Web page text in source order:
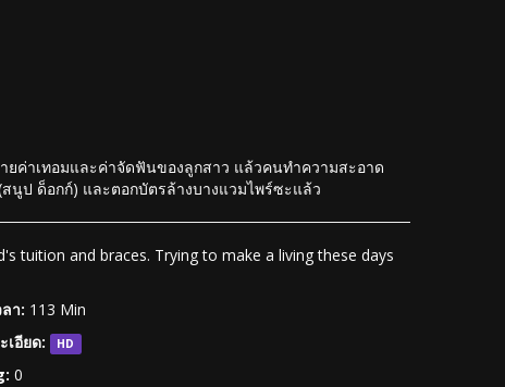
ยค่าเทอมและค่าจัดฟันของลูกสาว แล้วคนทำความสะอาด
นูป ด็อกก์) และตอกบัตรล้างบางแวมไพร์ซะแล้ว
tuition and braces. Trying to make a living these days
า: 113 Min
เอียด:
HD
0